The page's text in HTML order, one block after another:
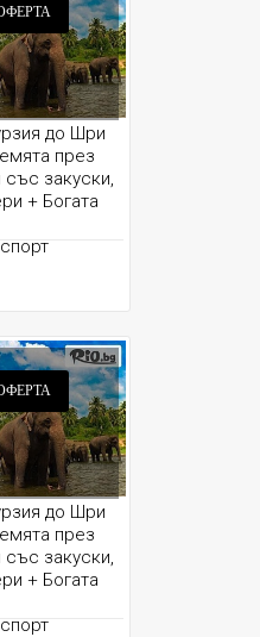
до Шри
през
закуски,
+ Богата
+
до Шри
през
закуски,
+ Богата
+